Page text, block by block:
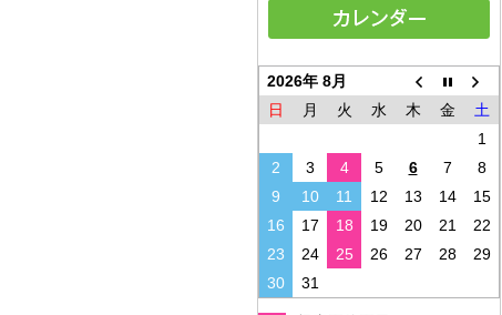
2026年 8月
日
月 火 水 木 金
土
1
2
3 4 5 6 7
8
9
10 11 12 13 14
15
16
17 18 19 20 21
22
23
24 25 26 27 28
29
30
31